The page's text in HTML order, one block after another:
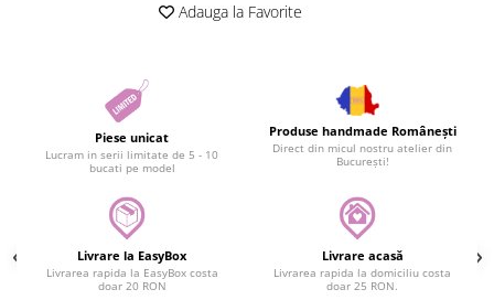
Adauga la Favorite
Piese unicat
Lucram in serii limitate de 5 - 10
bucati pe model
Produse handmade Românești
Direct din micul nostru atelier din
București!
Livrare la EasyBox
Livrarea rapida la EasyBox costa
doar 20 RON
Livrare acasă
Livrarea rapida la domiciliu costa
doar 25 RON.